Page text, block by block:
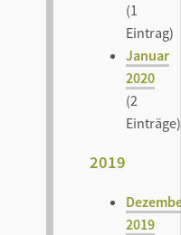
(1
Eintrag)
Januar
2020
(2
Einträge)
2019
2019